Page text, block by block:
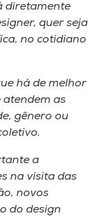
diretamente
quer seja
no cotidiano
há de melhor
atendem as
gênero ou
a
na visita das
novos
do design